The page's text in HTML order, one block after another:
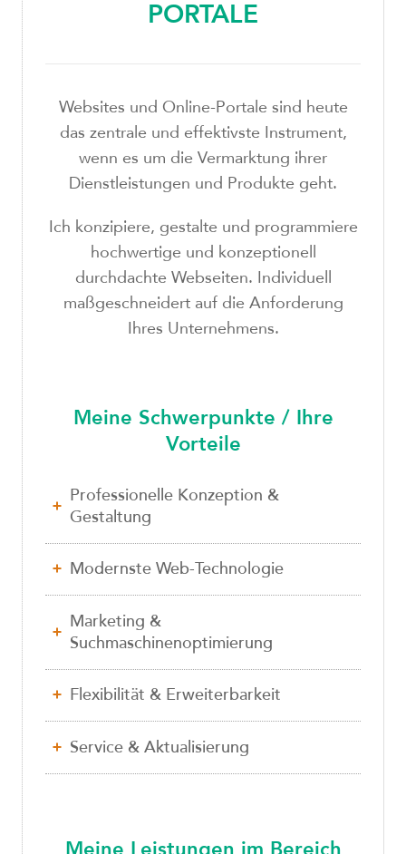
PORTALE
Websites und Online-Portale sind heute
das zentrale und effektivste Instrument,
wenn es um die Vermarktung ihrer
Dienstleistungen und Produkte geht.
Ich konzipiere, gestalte und programmiere
hochwertige und konzeptionell
durchdachte Webseiten. Individuell
maßgeschneidert auf die Anforderung
Ihres Unternehmens.
Meine Schwerpunkte / Ihre
Vorteile
Professionelle Konzeption &
Gestaltung
Modernste Web-Technologie
Marketing &
Suchmaschinenoptimierung
Flexibilität & Erweiterbarkeit
Service & Aktualisierung
Meine Leistungen im Bereich